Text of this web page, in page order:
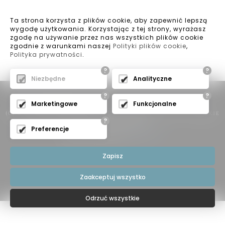
(C)2018 BK MebleMeble z drewna litego - Wszelkie
Prawa Zastrzeżone
Projekt i realizacja
Ta strona korzysta z plików cookie, aby zapewnić lepszą
wygodę użytkowania. Korzystając z tej strony, wyrażasz
zgodę na używanie przez nas wszystkich plików cookie
zgodnie z warunkami naszej Polityki plików cookie,
Polityka prywatności.
?
Niezbędne
?
Analityczne
?
Marketingowe
?
Funkcjonalne
?
Preferencje
Zapisz
Zaakceptuj wszystko
Odrzuć wszystkie